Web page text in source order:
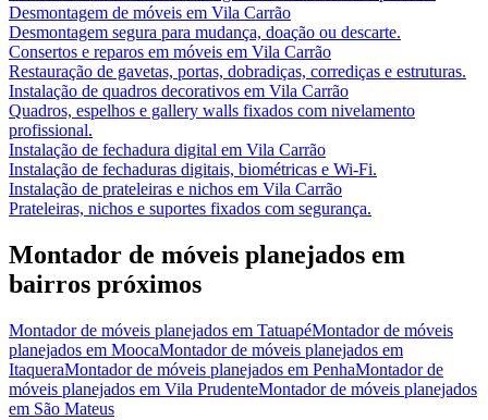
Desmontagem de móveis em Vila Carrão
Desmontagem segura para mudança, doação ou descarte.
Consertos e reparos em móveis em Vila Carrão
Restauração de gavetas, portas, dobradiças, corrediças e estruturas.
Instalação de quadros decorativos em Vila Carrão
Quadros, espelhos e gallery walls fixados com nivelamento
profissional.
Instalação de fechadura digital em Vila Carrão
Instalação de fechaduras digitais, biométricas e Wi-Fi.
Instalação de prateleiras e nichos em Vila Carrão
Prateleiras, nichos e suportes fixados com segurança.
Montador de móveis planejados em
bairros próximos
Montador de móveis planejados em TatuapéMontador de móveis
planejados em MoocaMontador de móveis planejados em
ItaqueraMontador de móveis planejados em PenhaMontador de
móveis planejados em Vila PrudenteMontador de móveis planejados
em São Mateus